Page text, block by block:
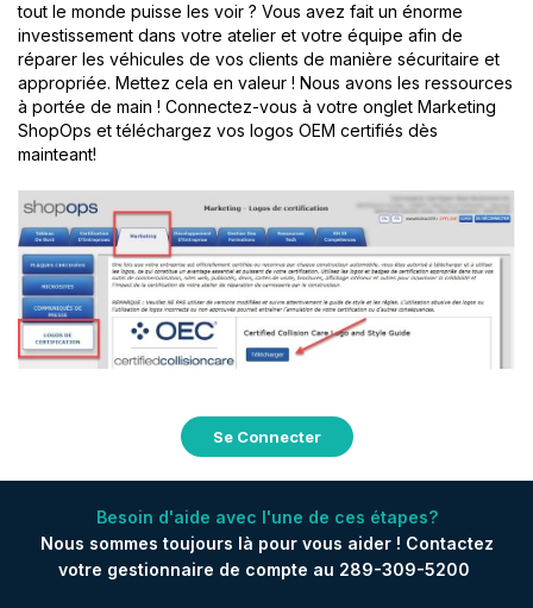
tout le monde puisse les voir ? Vous avez fait un énorme
investissement dans votre atelier et votre équipe afin de
réparer les véhicules de vos clients de manière sécuritaire et
appropriée. Mettez cela en valeur ! Nous avons les ressources
à portée de main ! Connectez-vous à votre onglet Marketing
ShopOps et téléchargez vos logos OEM certifiés dès
mainteant!
Se Connecter
Besoin d'aide avec l'une de ces étapes?
Nous sommes toujours là pour vous aider ! Contactez
votre gestionnaire de compte au 289-309-5200